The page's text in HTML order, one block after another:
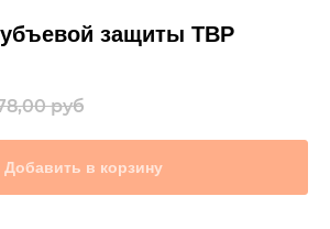
защиты TBP
руб
Добавить в корзину